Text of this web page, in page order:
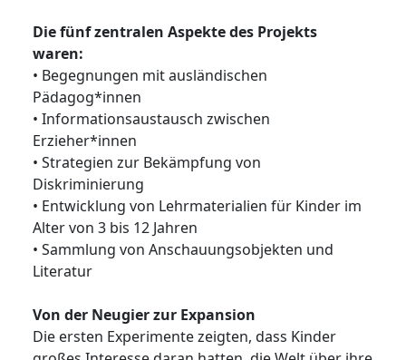
Die fünf zentralen Aspekte des Projekts
waren:
• Begegnungen mit ausländischen
Pädagog*innen
• Informationsaustausch zwischen
Erzieher*innen
• Strategien zur Bekämpfung von
Diskriminierung
• Entwicklung von Lehrmaterialien für Kinder im
Alter von 3 bis 12 Jahren
• Sammlung von Anschauungsobjekten und
Literatur
Von der Neugier zur Expansion
Die ersten Experimente zeigten, dass Kinder